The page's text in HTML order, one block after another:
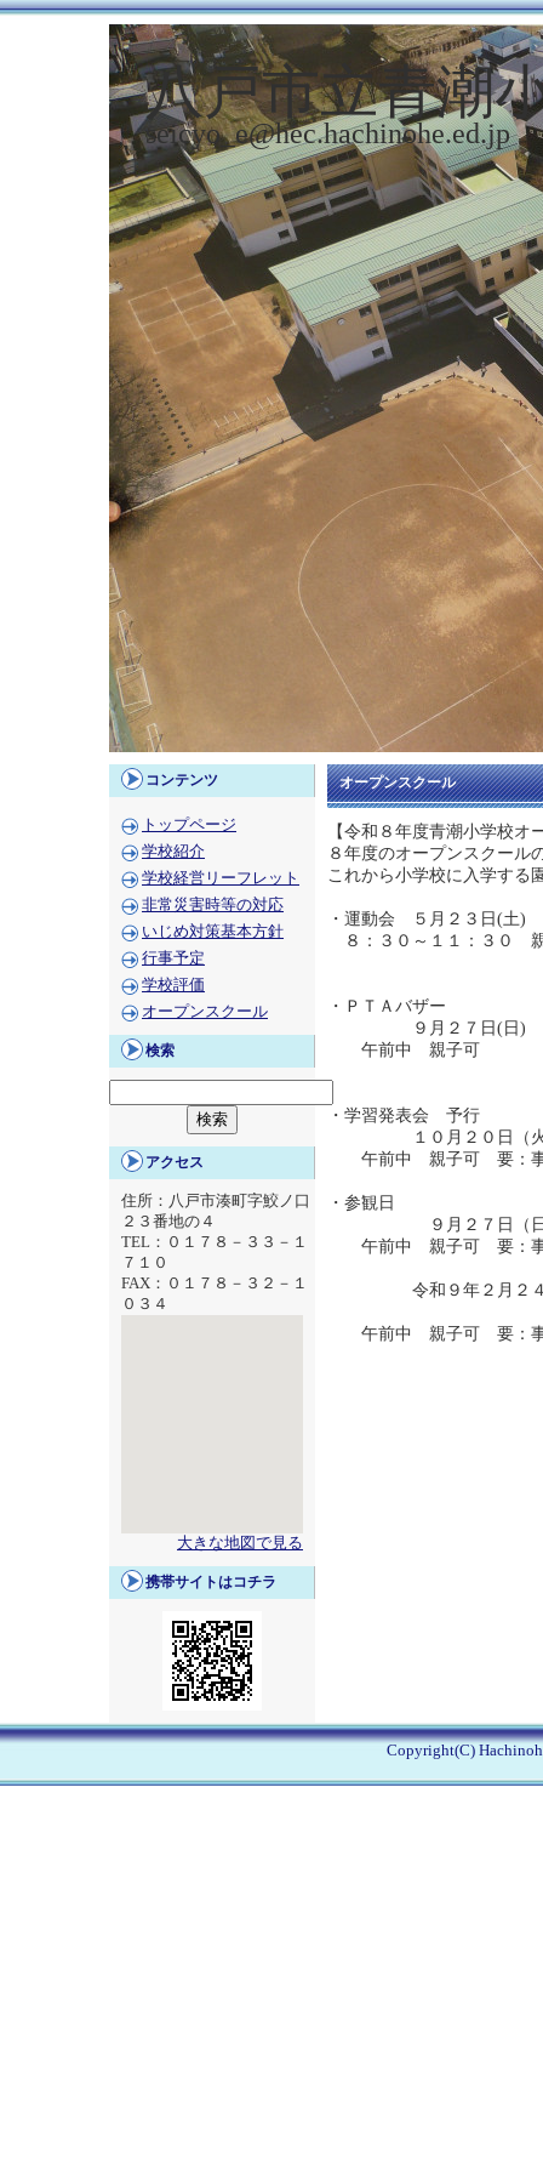
八戸市立青潮
seicyo_e@hec.hachinohe.ed.jp
コンテンツ
トップページ
学校紹介
学校経営リーフレット
非常災害時等の対応
いじめ対策基本方針
行事予定
学校評価
オープンスクール
検索
アクセス
住所：八戸市湊町字鮫ノ口
２３番地の４
TEL：０１７８－３３－１
７１０
FAX：０１７８－３２－１
０３４
大きな地図で見る
携帯サイトはコチラ
オープンスクール
【令和８年度青潮小学校オ
８年度のオープンスクール
これから小学校に入学する
・運動会 ５月２３日(土)
８：３０～１１：３０
・ＰＴＡバザー
９月２７日(日)
午前中 親子可
・学習発表会 予行
１０月２０日（火
午前中 親子可 要：事
・参観日
９月２７日（日
午前中 親子可 要：事
令和９年２月２４
午前中 親子可 要：事
Copyright(C)